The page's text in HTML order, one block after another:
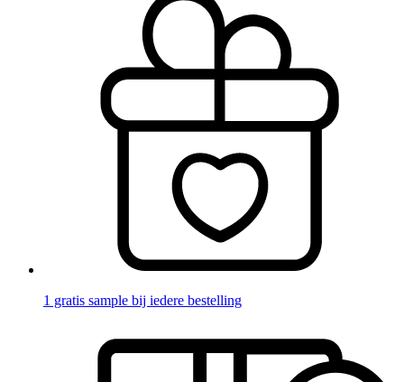
1 gratis sample bij iedere bestelling